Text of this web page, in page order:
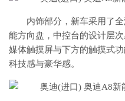
内饰部分，新车采用了
能方向盘，中控台的设计层
媒体触摸屏与下方的触摸式
科技感与豪华感。